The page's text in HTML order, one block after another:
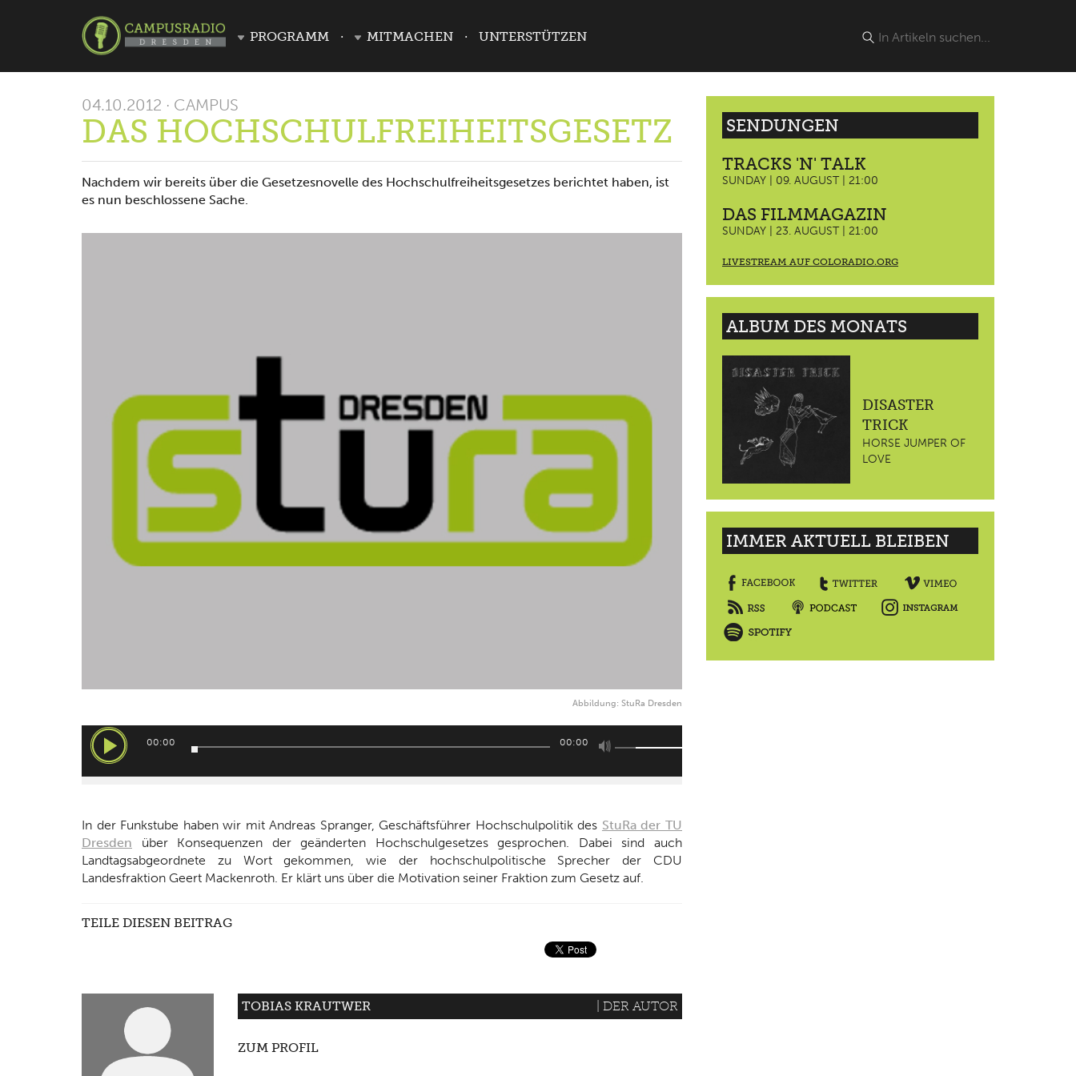
PROGRAMM MITMACHEN UNTERSTÜTZEN
04.10.2012 · CAMPUS
DAS HOCHSCHULFREIHEITSGESETZ
Nachdem wir bereits über die Gesetzesnovelle des Hochschulfreiheitsgesetzes berichtet haben, ist
es nun beschlossene Sache.
Abbildung: StuRa Dresden
Audio-
Player
00:00 00:00
Pfeiltasten
benutzen,
Lautstärke
zu
regeln.
In der Funkstube haben wir mit Andreas Spranger, Geschäftsführer Hochschulpolitik des StuRa der TU
Dresden über Konsequenzen der geänderten Hochschulgesetzes gesprochen. Dabei sind auch
Landtagsabgeordnete zu Wort gekommen, wie der hochschulpolitische Sprecher der CDU
Landesfraktion Geert Mackenroth. Er klärt uns über die Motivation seiner Fraktion zum Gesetz auf.
TEILE DIESEN BEITRAG
TOBIAS KRAUTWER | DER AUTOR
ZUM PROFIL
SENDUNGEN
TRACKS 'N' TALK
SUNDAY | 09. AUGUST | 21:00
DAS FILMMAGAZIN
SUNDAY | 23. AUGUST | 21:00
LIVESTREAM AUF COLORADIO.ORG
ALBUM DES MONATS
DISASTER
TRICK
HORSE JUMPER OF
LOVE
IMMER AKTUELL BLEIBEN